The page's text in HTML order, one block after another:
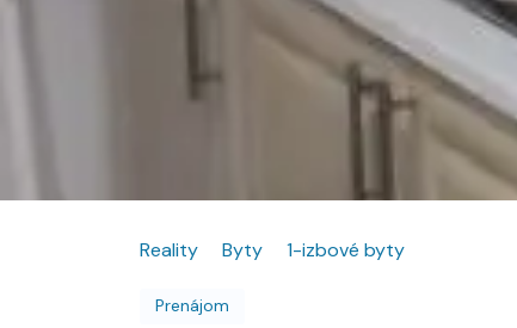
Reality Byty 1-izbové byty
Prenájom